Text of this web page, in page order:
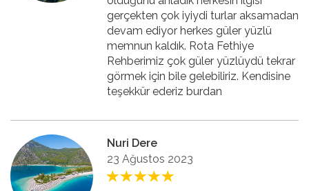
gerçekten çok iyiydi turlar aksamadan
devam ediyor herkes güler yüzlü
memnun kaldık. Rota Fethiye
Rehberimiz çok güler yüzlüydü tekrar
görmek için bile gelebiliriz. Kendisine
teşekkür ederiz burdan
Nuri Dere
23 Ağustos 2023